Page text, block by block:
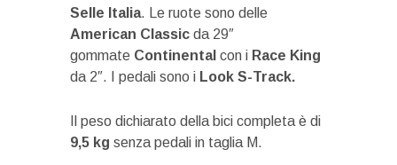
Selle Italia. Le ruote sono delle
American Classic da 29″
gommate Continental con i Race King
da 2″. I pedali sono i Look S-Track.
Il peso dichiarato della bici completa è di
9,5 kg senza pedali in taglia M.